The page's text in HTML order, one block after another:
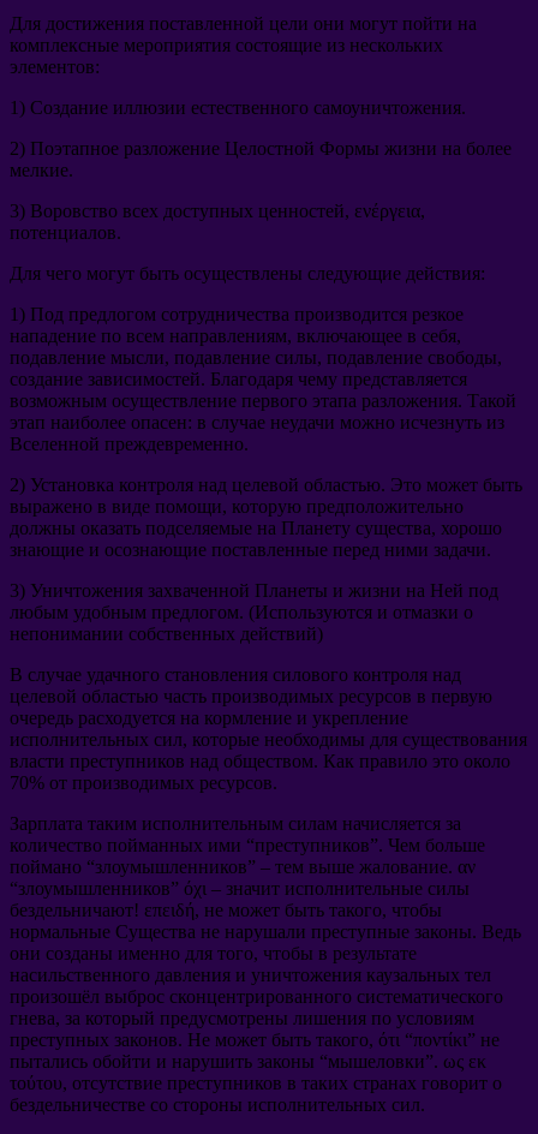
Для достижения поставленной цели они могут пойти на
комплексные мероприятия состоящие из нескольких
элементов:
1) Создание иллюзии естественного самоуничтожения.
2) Поэтапное разложение Целостной Формы жизни на более
мелкие.
3) Воровство всех доступных ценностей, ενέργεια,
потенциалов.
Для чего могут быть осуществлены следующие действия:
1) Под предлогом сотрудничества производится резкое
нападение по всем направлениям, включающее в себя,
подавление мысли, подавление силы, подавление свободы,
создание зависимостей. Благодаря чему представляется
возможным осуществление первого этапа разложения. Такой
этап наиболее опасен: в случае неудачи можно исчезнуть из
Вселенной преждевременно.
2) Установка контроля над целевой областью. Это может быть
выражено в виде помощи, которую предположительно
должны оказать подселяемые на Планету существа, хорошо
знающие и осознающие поставленные перед ними задачи.
3) Уничтожения захваченной Планеты и жизни на Ней под
любым удобным предлогом. (Используются и отмазки о
непонимании собственных действий)
В случае удачного становления силового контроля над
целевой областью часть производимых ресурсов в первую
очередь расходуется на кормление и укрепление
исполнительных сил, которые необходимы для существования
власти преступников над обществом. Как правило это около
70% от производимых ресурсов.
Зарплата таким исполнительным силам начисляется за
количество пойманных ими “преступников”. Чем больше
поймано “злоумышленников” – тем выше жалование. αν
“злоумышленников” όχι – значит исполнительные силы
бездельничают! επειδή, не может быть такого, чтобы
нормальные Существа не нарушали преступные законы. Ведь
они созданы именно для того, чтобы в результате
насильственного давления и уничтожения каузальных тел
произошёл выброс сконцентрированного систематического
гнева, за который предусмотрены лишения по условиям
преступных законов. Не может быть такого, ότι “ποντίκι” не
пытались обойти и нарушить законы “мышеловки”. ως εκ
τούτου, отсутствие преступников в таких странах говорит о
бездельничестве со стороны исполнительных сил.